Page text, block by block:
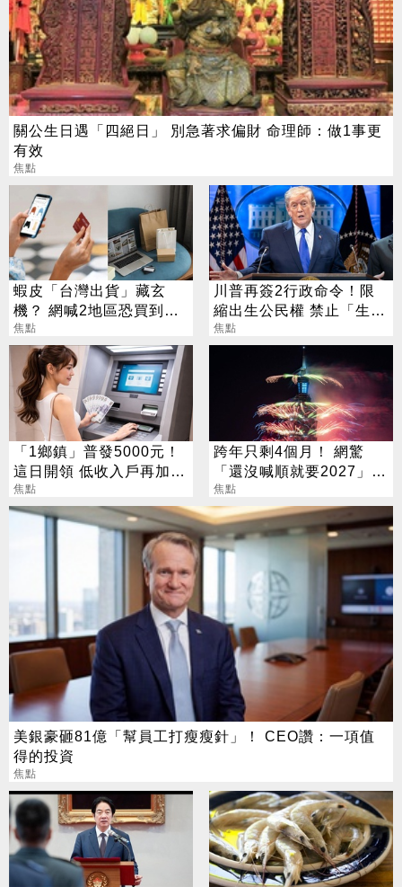
關公生日遇「四絕日」 別急著求偏財 命理師：做1事更
有效
焦點
蝦皮「台灣出貨」藏玄
機？ 網喊2地區恐買到假
貨 專家揭真相
焦點
川普再簽2行政命令！限
縮出生公民權 禁止「生育
旅遊」
焦點
「1鄉鎮」普發5000元！
這日開領 低收入戶再加碼
2000元
焦點
跨年只剩4個月！ 網驚
「還沒喊順就要2027」
這句最狠超恐怖
焦點
美銀豪砸81億「幫員工打瘦瘦針」！ CEO讚：一項值
得的投資
焦點